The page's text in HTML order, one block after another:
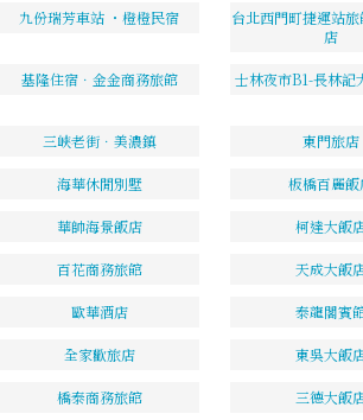
九份瑞芳車站 ・橙橙民宿
台北西門町捷運站
店
基隆住宿．金金商務旅館 士林夜市B1-長林記
三峽老街．美濃鎮 東門旅店
海華休閒別墅 板橋百麗飯
華帥海景飯店 柯達大飯
百花商務旅館 天成大飯
歐華酒店 泰龍閣賓
全家歡旅店 東吳大飯
橋泰商務旅館 三德大飯